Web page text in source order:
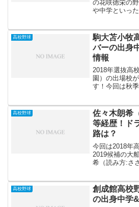
の花咲徳栄の
や中学といっ
勝した昨夏の
任され、本塁
高校野球
駒大苫小牧
バーの出身
情報
2018年選抜高
園）の出場校
す！今回は秋
をまとめてい
初めて北海道
高校野球
佐々木朗希
等経歴！ド
路は？
今回は2018年
2019候補の大
希（読み方:さ
年のドラフト
にU 18...
高校野球
創成館高校
の出身中学